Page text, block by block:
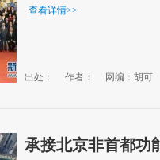
查看详情>>
出处： 作者： 网编：胡可
承接北京非首都功